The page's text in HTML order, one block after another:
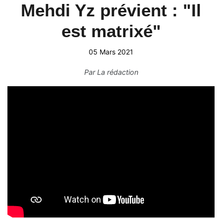
Mehdi Yz prévient : "Il
est matrixé"
05 Mars 2021
ParLa rédaction